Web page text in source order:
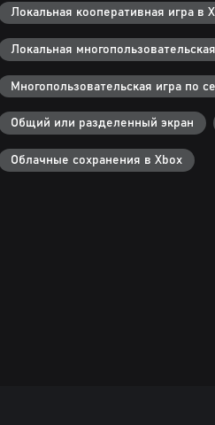
Локальная кооперативная игра в
Локальная
Многопользовательская игра по
Общий или разделенный экран
Облачные сохранения в Xbox